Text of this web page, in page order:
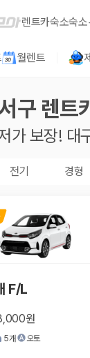
렌트카숙소숙
월렌트
구 렌트
가 보장! 대
전기 경형
F/L
원
5개 오토